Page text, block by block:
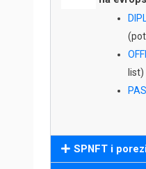
list)
SPNFT i porezi